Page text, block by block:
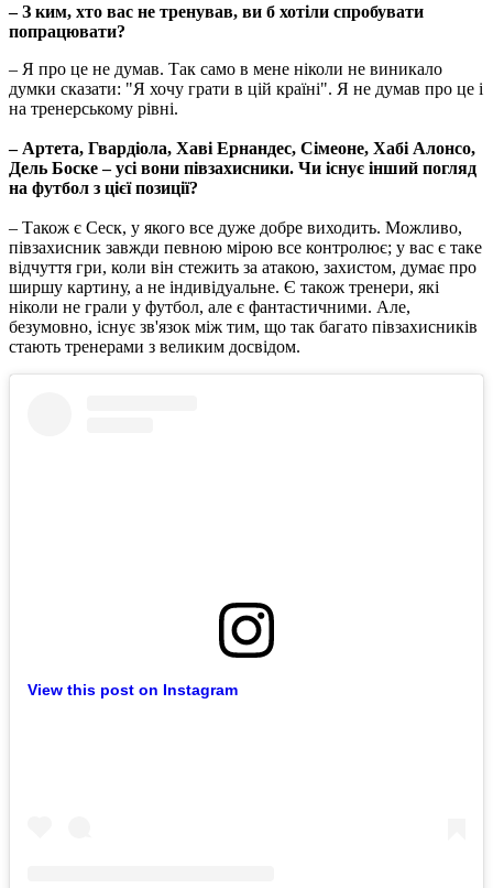
– З ким, хто вас не тренував, ви б хотіли спробувати
попрацювати?
– Я про це не думав. Так само в мене ніколи не виникало
думки сказати: "Я хочу грати в цій країні". Я не думав про це і
на тренерському рівні.
– Артета, Гвардіола, Хаві Ернандес, Сімеоне, Хабі Алонсо,
Дель Боске – усі вони півзахисники. Чи існує інший погляд
на футбол з цієї позиції?
– Також є Сеск, у якого все дуже добре виходить. Можливо,
півзахисник завжди певною мірою все контролює; у вас є таке
відчуття гри, коли він стежить за атакою, захистом, думає про
ширшу картину, а не індивідуальне. Є також тренери, які
ніколи не грали у футбол, але є фантастичними. Але,
безумовно, існує зв'язок між тим, що так багато півзахисників
стають тренерами з великим досвідом.
View this post on Instagram